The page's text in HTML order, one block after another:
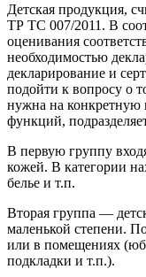
Детская продукция,
ТР ТС 007/2011. В
оценивания
необходимостью
декларирование и
подойти к вопросу о
нужна на конкретную
функций,
В первую группу
кожей. В категории
белье и т.п.
Вторая группа —
маленькой степени.
или в помещениях
подкладки и т.п.).